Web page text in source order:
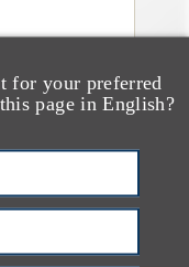
for your preferred
page in English?
in